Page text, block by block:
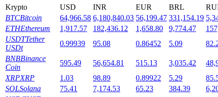
Launchpool
Flexibel insats för att tjäna populära tokens
Krypto USD INR EUR BRL
BTCBitcoin 64,966.58 6,180,840.03 56,199.47 331,154.19
ETHEthereum 1,917.57 182,436.12 1,658.80 9,774.47
USDTTether
USDt
0.99939 95.08 0.86452 5.09
BNBBinance
Coin
595.49 56,654.81 515.13 3,035.42
XRPXRP 1.03 98.89 0.89922 5.29
SOLSolana 75.41 7,174.53 65.23 384.39